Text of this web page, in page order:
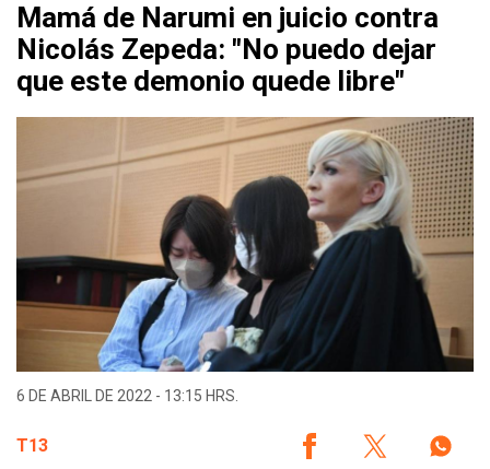
Mamá de Narumi en juicio contra
Nicolás Zepeda: "No puedo dejar
que este demonio quede libre"
6 DE ABRIL DE 2022 - 13:15 HRS.
T13